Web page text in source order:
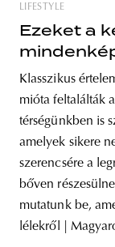
LIFESTYLE
Ezeket a
Klasszikus
mióta feltalálták
térségünkben is
amelyek sikere
szerencsére a
bőven
mutatunk be,
lélekről |